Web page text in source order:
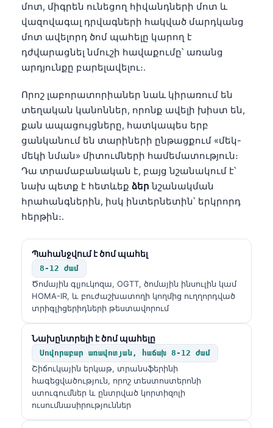
մոտ, միգրեն ունեցող հիվանդների մոտ և
վազովագալ դրվագների հակված մարդկանց
մոտ ավելորդ ծոմ պահելը կարող է
դժվարացնել նմուշի հավաքումը՝ առանց
արդյունքը բարելավելու։.
Որոշ լաբորատորիաներ նաև կիրառում են
տեղական կանոններ, որոնք ավելի խիստ են,
քան ապացույցները, հատկապես երբ
ցանկանում են տարիների ընթացքում «մեկ-
մեկի նման» միտումների համեմատություն։
Դա տրամաբանական է, բայց նշանակում է՝
նախ պետք է հետևեք ձեր նշանակման
հրահանգներին, իսկ ինտերնետին՝ երկրորդ
հերթին։.
Պահանջվում է ծոմ պահել
8-12 ժամ
Ծոմային գլյուկոզա, OGTT, ծոմային ինսուլին կամ
HOMA-IR, և բուժաշխատողի կողմից ուղղորդված
տրիգլիցերիդների թեստավորում
Նախընտրելի է ծոմ պահելը
Սովորաբար առավոտյան, հաճախ 8-12 ժամ
Շիճուկային երկաթ, տրանսֆերինի
հագեցվածություն, որոշ տեստոստերոնի
ստուգումներ և ընտրված կորտիզոլի
ուսումնասիրություններ